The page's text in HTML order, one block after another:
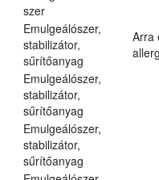
szer
Emulgeálószer,
stabilizátor,
sűrítőanyag
Arra
Emulgeálószer,
stabilizátor,
sűrítőanyag
Emulgeálószer,
stabilizátor,
sűrítőanyag